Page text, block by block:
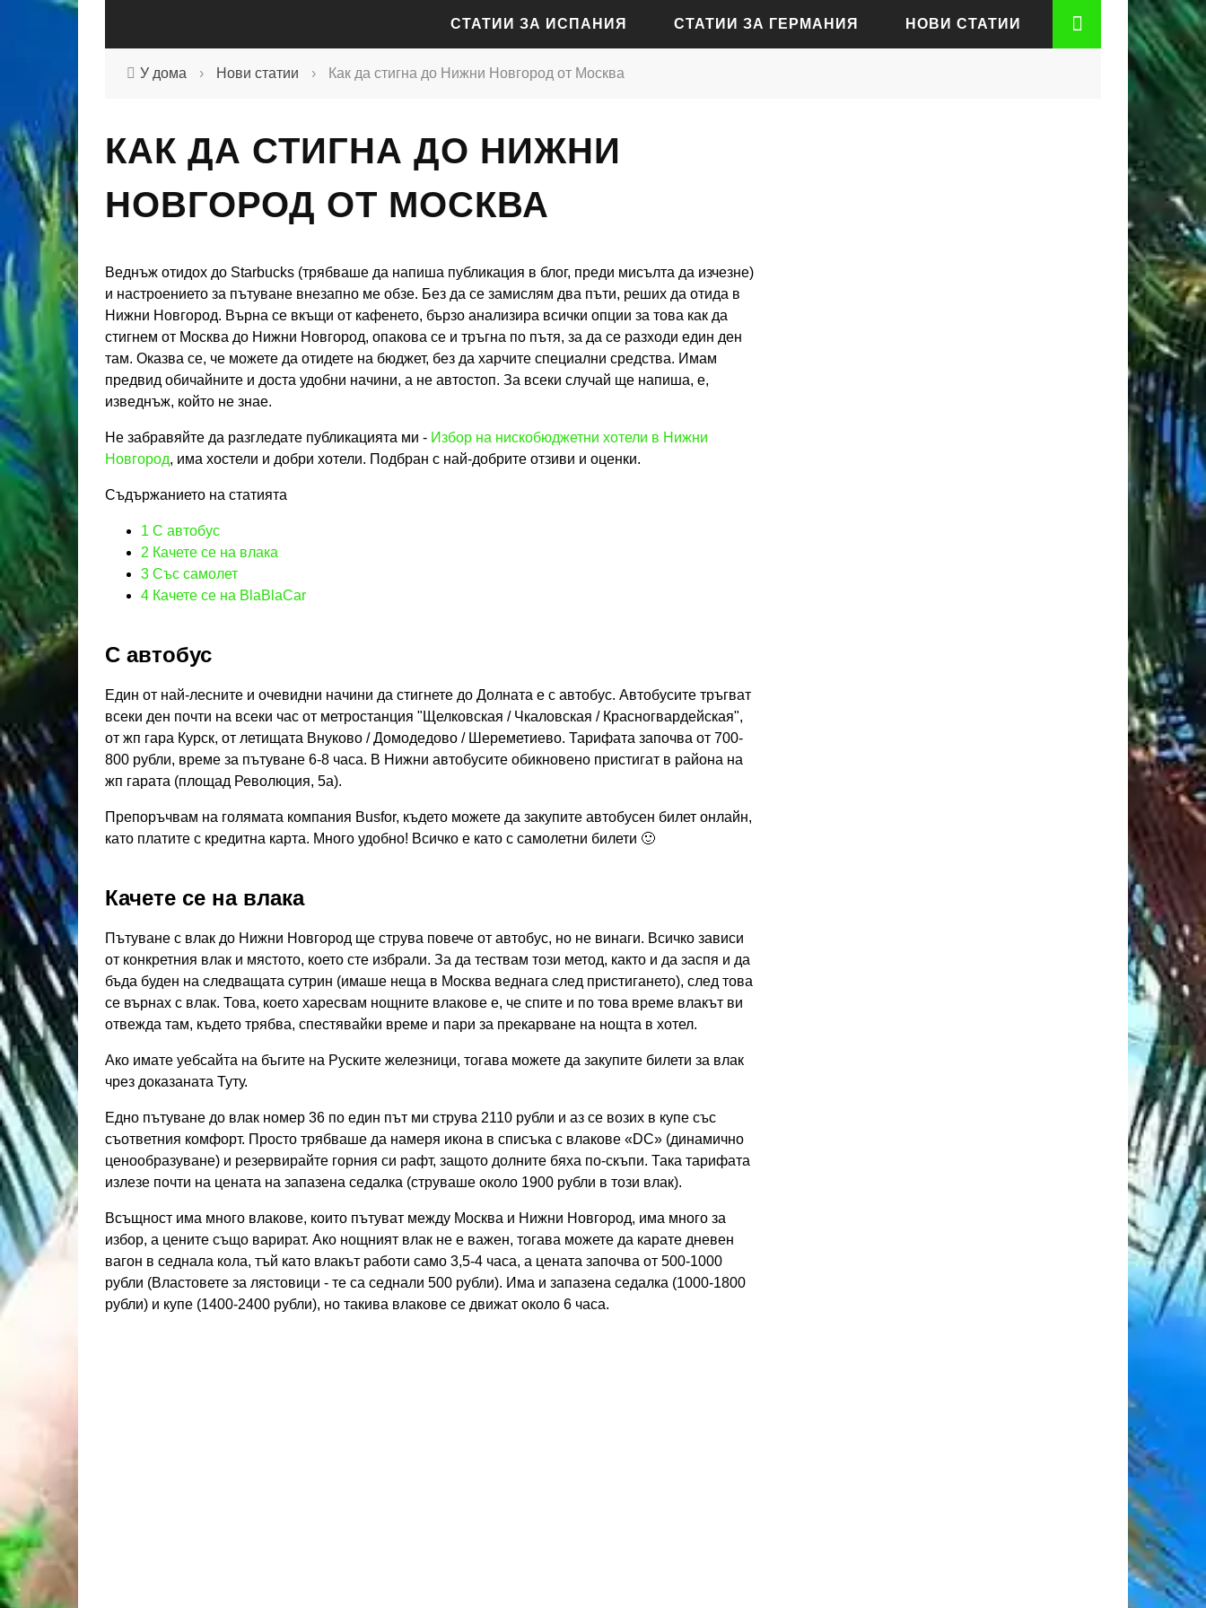
СТАТИИ ЗА ИСПАНИЯ
СТАТИИ ЗА БАРСЕЛОНА
СТАТИИ ЗА СЕВИЛЯ
СТАТИИ ЗА ГЕРМАНИЯ
СТАТИИ ЗА ХАМБУРГ
СТАТИИ ЗА МЮНХЕН
НОВИ СТАТИИ
У дома › Нови статии › Как да стигна до Нижни Новгород от Москва
КАК ДА СТИГНА ДО НИЖНИ
НОВГОРОД ОТ МОСКВА
Веднъж отидох до Starbucks (трябваше да напиша публикация в блог, преди мисълта да изчезне)
и настроението за пътуване внезапно ме обзе. Без да се замислям два пъти, реших да отида в
Нижни Новгород. Върна се вкъщи от кафенето, бързо анализира всички опции за това как да
стигнем от Москва до Нижни Новгород, опакова се и тръгна по пътя, за да се разходи един ден
там. Оказва се, че можете да отидете на бюджет, без да харчите специални средства. Имам
предвид обичайните и доста удобни начини, а не автостоп. За всеки случай ще напиша, е,
изведнъж, който не знае.
Не забравяйте да разгледате публикацията ми - Избор на нискобюджетни хотели в Нижни
Новгород, има хостели и добри хотели. Подбран с най-добрите отзиви и оценки.
Съдържанието на статията
1 С автобус
2 Качете се на влака
3 Със самолет
4 Качете се на BlaBlaCar
С автобус
Един от най-лесните и очевидни начини да стигнете до Долната е с автобус. Автобусите тръгват
всеки ден почти на всеки час от метростанция "Щелковская / Чкаловская / Красногвардейская",
от жп гара Курск, от летищата Внуково / Домодедово / Шереметиево. Тарифата започва от 700-
800 рубли, време за пътуване 6-8 часа. В Нижни автобусите обикновено пристигат в района на
жп гарата (площад Революция, 5а).
Препоръчвам на голямата компания Busfor, където можете да закупите автобусен билет онлайн,
като платите с кредитна карта. Много удобно! Всичко е като с самолетни билети 🙂
Качете се на влака
Пътуване с влак до Нижни Новгород ще струва повече от автобус, но не винаги. Всичко зависи
от конкретния влак и мястото, което сте избрали. За да тествам този метод, както и да заспя и да
бъда буден на следващата сутрин (имаше неща в Москва веднага след пристигането), след това
се върнах с влак. Това, което харесвам нощните влакове е, че спите и по това време влакът ви
отвежда там, където трябва, спестявайки време и пари за прекарване на нощта в хотел.
Ако имате уебсайта на бъгите на Руските железници, тогава можете да закупите билети за влак
чрез доказаната Туту.
Едно пътуване до влак номер 36 по един път ми струва 2110 рубли и аз се возих в купе със
съответния комфорт. Просто трябваше да намеря икона в списъка с влакове «DC» (динамично
ценообразуване) и резервирайте горния си рафт, защото долните бяха по-скъпи. Така тарифата
излезе почти на цената на запазена седалка (струваше около 1900 рубли в този влак).
Всъщност има много влакове, които пътуват между Москва и Нижни Новгород, има много за
избор, а цените също варират. Ако нощният влак не е важен, тогава можете да карате дневен
вагон в седнала кола, тъй като влакът работи само 3,5-4 часа, а цената започва от 500-1000
рубли (Властовете за лястовици - те са седнали 500 рубли). Има и запазена седалка (1000-1800
рубли) и купе (1400-2400 рубли), но такива влакове се движат около 6 часа.